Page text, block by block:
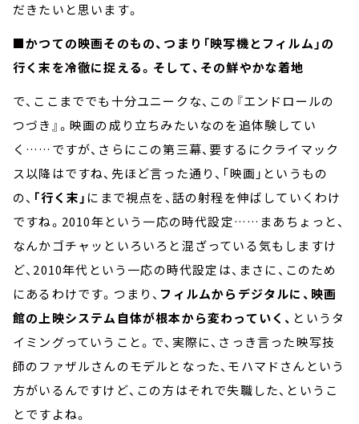
だきたいと思います。
■かつての映画そのもの、つまり「映写機とフィルム」の
行く末を冷徹に捉える。そして、その鮮やかな着地
で、ここまででも十分ユニークな、この『エンドロールの
つづき』。映画の成り立ちみたいなのを追体験してい
く……ですが、さらにこの第三幕、要するにクライマック
ス以降はですね、先ほど言った通り、「映画」というもの
の、 「行く末」 にまで視点を、話の射程を伸ばしていくわけ
ですね。2010年という一応の時代設定……まあちょっと、
なんかゴチャッといろいろと混ざっている気もしますけ
ど、2010年代という一応の時代設定は、まさに、このため
にあるわけです。つまり、 フィルムからデジタルに、映画
館の上映システム自体が根本から変わっていく、 というタ
イミングっていうこと。で、実際に、さっき言った映写技
師のファザルさんのモデルとなった、モハマドさんという
方がいるんですけど、この方はそれで失職した、というこ
とですよね。